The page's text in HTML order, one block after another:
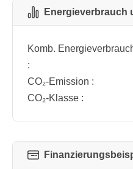
Energieverbrauch
Komb.
:
CO₂-Emission :
CO₂-Klasse :